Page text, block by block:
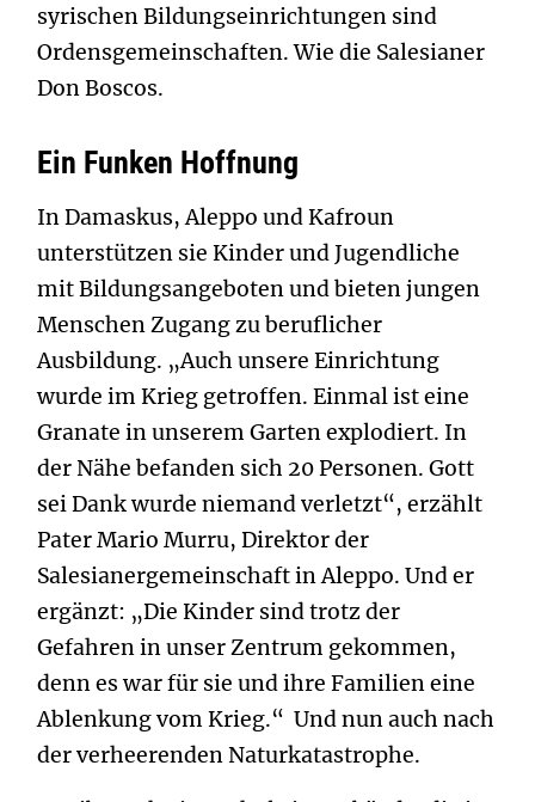
syrischen Bildungseinrichtungen sind
Ordens­gemeinschaften. Wie die Salesianer
Don Boscos.
Ein Funken Hoffnung
In Damaskus, Aleppo und Kafroun
unterstützen sie Kinder und Jugendliche
mit Bildungsangeboten und bieten jungen
Menschen Zugang zu beruflicher
Ausbildung. „Auch unsere Einrichtung
wurde im Krieg getroffen. Einmal ist eine
Granate in unserem Garten explodiert. In
der Nähe befanden sich 20 Personen. Gott
sei Dank wurde niemand verletzt“, erzählt
Pater Mario Murru, Direktor der
Salesianergemeinschaft in Aleppo. Und er
ergänzt: „Die Kinder sind trotz der
Gefahren in unser Zentrum gekommen,
denn es war für sie und ihre Familien eine
Ablenkung vom Krieg.“ Und nun auch nach
der verheerenden Naturkatastrophe.